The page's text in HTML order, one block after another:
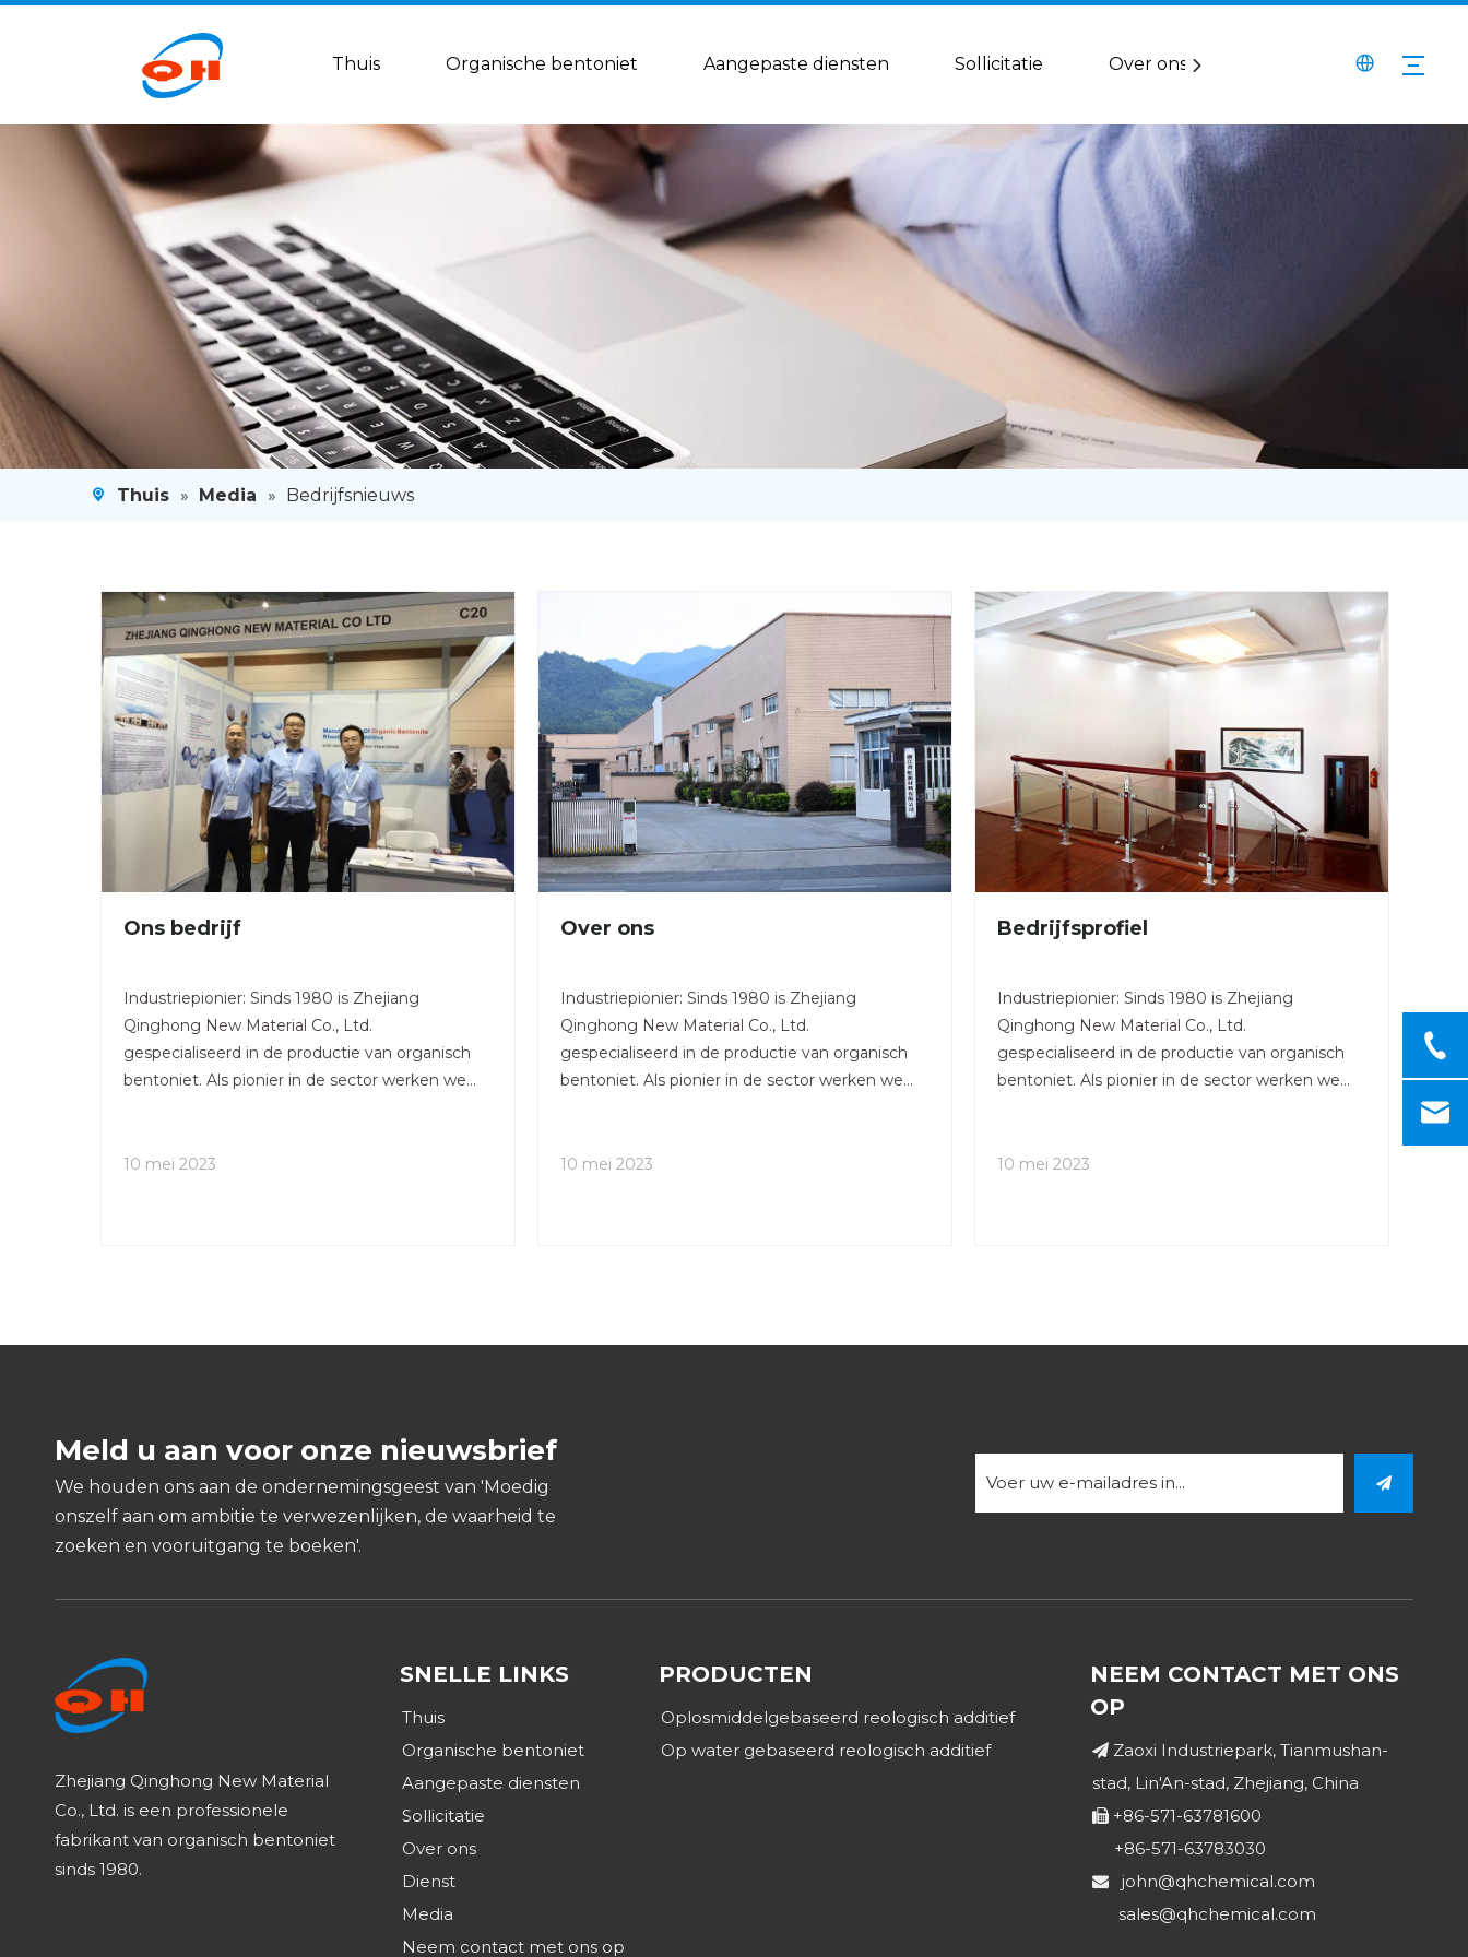
Thuis Organische bentoniet Aangepaste diensten Sollicitatie Over ons Media
Thuis » Media » Bedrijfsnieuws
Ons bedrijf
Industriepionier: Sinds 1980 is Zhejiang
Qinghong New Material Co., Ltd.
gespecialiseerd in de productie van organisch
bentoniet. Als pionier in de sector werken we
voortdurend leiding te geven aan innovatie in
10 mei 2023
Over ons
Industriepionier: Sinds 1980 is Zhejiang
Qinghong New Material Co., Ltd.
gespecialiseerd in de productie van organisch
bentoniet. Als pionier in de sector werken we
voortdurend leiding te geven aan innovatie in
10 mei 2023
Bedrijfsprofiel
Industriepionier: Sinds 1980 is Zhejiang
Qinghong New Material Co., Ltd.
gespecialiseerd in de productie van organisch
bentoniet. Als pionier in de sector werken we
voortdurend leiding te geven aan innovatie in
10 mei 2023
Meld u aan voor onze nieuwsbrief
We houden ons aan de ondernemingsgeest van 'Moedig
onszelf aan om ambitie te verwezenlijken, de waarheid te
zoeken en vooruitgang te boeken'.
Zhejiang Qinghong New Material
Co., Ltd. is een professionele
fabrikant van organisch bentoniet
sinds 1980.
SNELLE LINKS
Thuis
Organische bentoniet
Aangepaste diensten
Sollicitatie
Over ons
Dienst
Media
Neem contact met ons op
PRODUCTEN
Oplosmiddelgebaseerd reologisch additief
Op water gebaseerd reologisch additief
NEEM CONTACT MET ONS
OP
 Zaoxi Industriepark, Tianmushan-
stad, Lin'An-stad, Zhejiang, China
 +86-571-63781600
+86-571-63783030

john@qhchemical.com
sales@qhchemical.com